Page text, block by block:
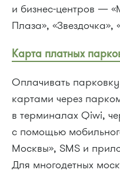
и бизнес-центров —
Плаза», «Звездочка»,
Карта платных
Оплачивать
картами через
в терминалах Qiwi,
с помощью
Москвы», SMS и
Для многодетных